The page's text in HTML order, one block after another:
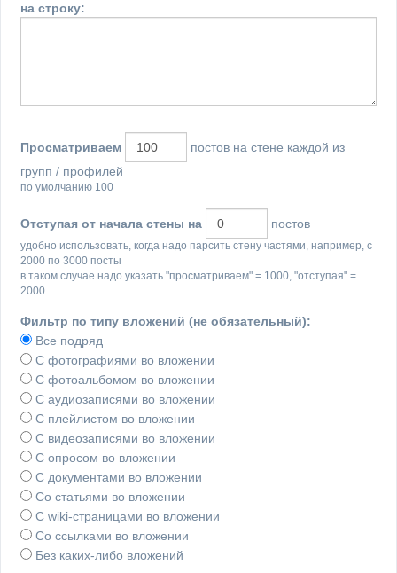
на строку:
Просматриваем
постов на стене каждой из
групп / профилей
по умолчанию 100
Отступая от начала стены на постов
удобно использовать, когда надо парсить стену частями, например, с
2000 по 3000 посты
в таком случае надо указать "просматриваем" = 1000, "отступая" =
2000
Фильтр по типу вложений (не обязательный):
Все подряд
С фотографиями во вложении
С фотоальбомом во вложении
С аудиозаписями во вложении
С плейлистом во вложении
С видеозаписями во вложении
С опросом во вложении
С документами во вложении
Со статьями во вложении
С wiki-страницами во вложении
Со ссылками во вложении
Без каких-либо вложений